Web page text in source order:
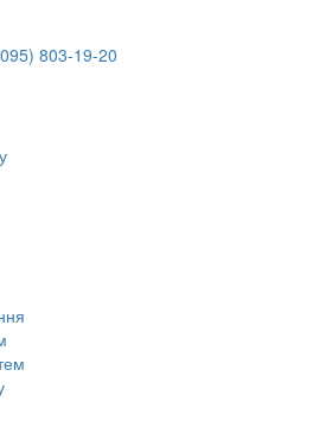
803-19-20